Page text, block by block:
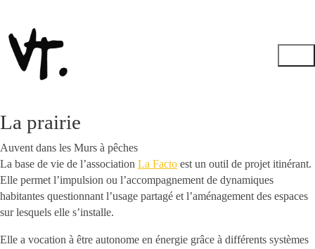
La prairie
Auvent dans les Murs à pêches
La base de vie de l’association La Facto est un outil de projet itinérant.
Elle permet l’impulsion ou l’accompagnement de dynamiques
habitantes questionnant l’usage partagé et l’aménagement des espaces
sur lesquels elle s’installe.
Elle a vocation à être autonome en énergie grâce à différents systèmes